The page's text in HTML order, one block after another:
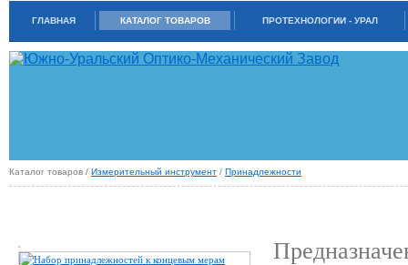
ГЛАВНАЯ КАТАЛОГ ТОВАРОВ ПРОТЕХНОЛОГИИ - УРАЛ
Каталог товаров / Измерительный инструмент / Принадлежности